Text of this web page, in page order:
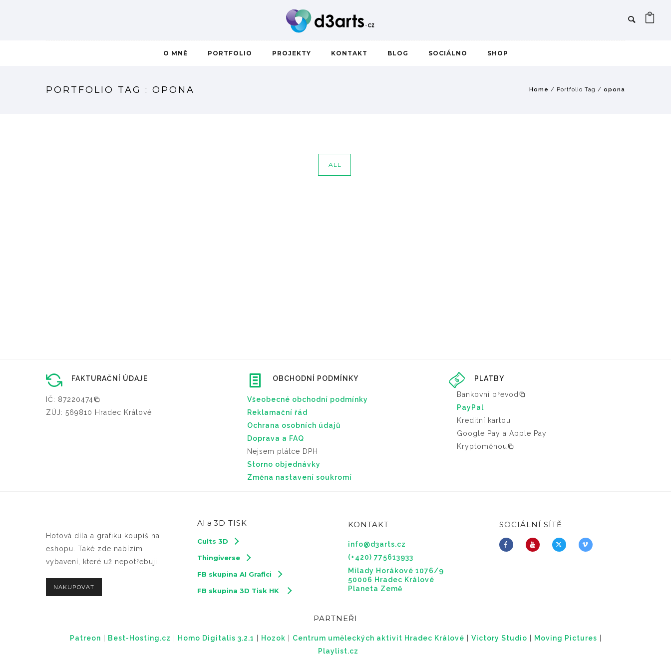
O MNĚ PORTFOLIO PROJEKTY KONTAKT BLOG SOCIÁLNO SHOP
PORTFOLIO TAG : OPONA Home / Portfolio Tag / opona
ALL
FAKTURAČNÍ ÚDAJE
IČ: 87220474
ZÚJ: 569810 Hradec Králové
OBCHODNÍ PODMÍNKY
Všeobecné obchodní podmínky
Reklamační řád
Ochrana osobních údajů
Doprava a FAQ
Nejsem plátce DPH
Storno objednávky
Změna nastavení soukromí
PLATBY
Bankovní převod
PayPal
Kreditní kartou
Google Pay a Apple Pay
Kryptoměnou
Hotová díla a grafiku koupíš na
eshopu. Také zde nabízím
vybavení, které už nepotřebuji.
NAKUPOVAT
AI a 3D TISK
Cults 3D
Thingiverse
FB skupina AI Grafici
FB skupina 3D Tisk HK
KONTAKT
info@d3arts.cz
(+420) 775613933
Milady Horákové 1076/9
50006 Hradec Králové
Planeta Země
SOCIÁLNÍ SÍTĚ
PARTNEŘI
Patreon Best-Hosting.cz Homo Digitalis 3.2.1 Hozok Centrum uměleckých aktivit Hradec Králové Victory Studio Moving Pictures
Playlist.cz